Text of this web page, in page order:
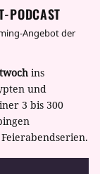
PODCAST
Angebot der
ins
und
3 bis 300